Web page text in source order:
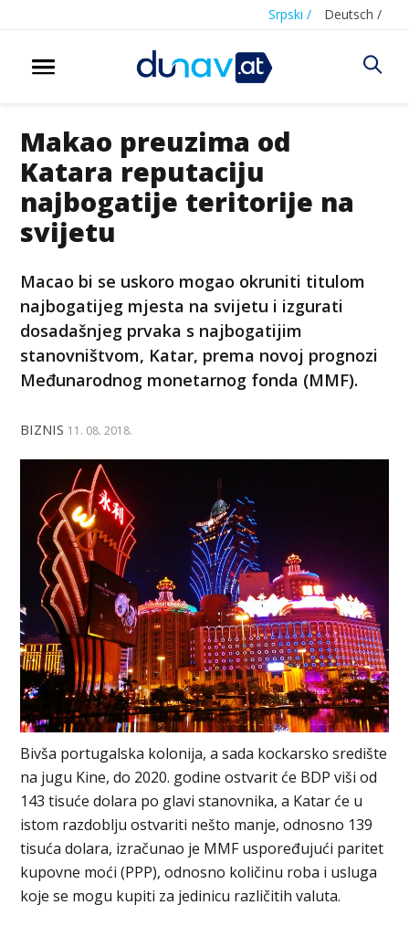
Srpski / Deutsch /
Makao preuzima od
Katara reputaciju
najbogatije teritorije na
svijetu
Macao bi se uskoro mogao okruniti titulom
najbogatijeg mjesta na svijetu i izgurati
dosadašnjeg prvaka s najbogatijim
stanovništvom, Katar, prema novoj prognozi
Međunarodnog monetarnog fonda (MMF).
BIZNIS 11. 08. 2018.
Bivša portugalska kolonija, a sada kockarsko središte
na jugu Kine, do 2020. godine ostvarit će BDP viši od
143 tisuće dolara po glavi stanovnika, a Katar će u
istom razdoblju ostvariti nešto manje, odnosno 139
tisuća dolara, izračunao je MMF uspoređujući paritet
kupovne moći (PPP), odnosno količinu roba i usluga
koje se mogu kupiti za jedinicu različitih valuta.